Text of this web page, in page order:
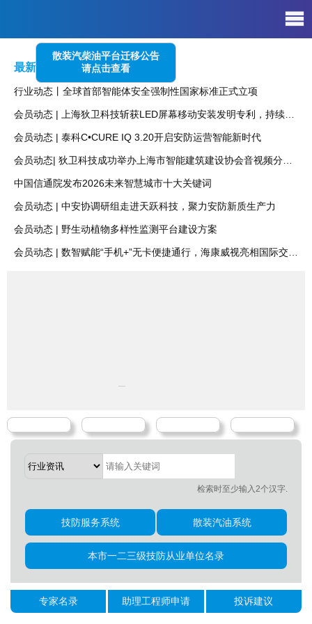
最新资讯 Latest News
行业动态丨全球首部智能体安全强制性国家标准正式立项
会员动态 | 泰科C•CURE IQ 3.20开启安防运营智能新时代
中国信通院发布2026未来智慧城市十大关键词
会员动态 | 中安协调研组走进天跃科技，聚力安防新质生产力
会员动态 | 野生动植物多样性监测平台建设方案
检索时至少输入2个汉字.
技防服务系统 散装汽油系统
本市一二三级技防从业单位名录
专家名录 助理工程师申请 投诉建议
散装汽柴油平台迁移公告
请点击查看